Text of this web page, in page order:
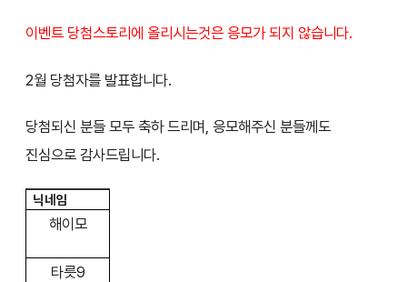
이벤트 당첨스토리에 올리시는것은 응모가 되지 않습니다.
2월 당첨자를 발표합니다.
당첨되신 분들 모두 축하 드리며, 응모해주신 분들께도
진심으로 감사드립니다.
닉네임
해이모
타릇9